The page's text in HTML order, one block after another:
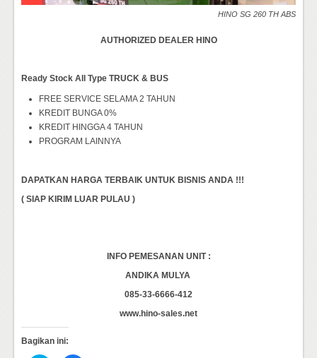
HINO SG 260 TH ABS
AUTHORIZED DEALER HINO
Ready Stock All Type TRUCK & BUS
FREE SERVICE SELAMA 2 TAHUN
KREDIT BUNGA 0%
KREDIT HINGGA 4 TAHUN
PROGRAM LAINNYA
DAPATKAN HARGA TERBAIK UNTUK BISNIS ANDA !!!
( SIAP KIRIM LUAR PULAU )
INFO PEMESANAN UNIT :
ANDIKA MULYA
085-33-6666-412
www.hino-sales.net
Bagikan ini: